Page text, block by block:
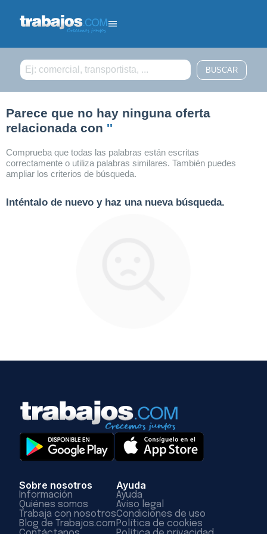
Parece que no hay ninguna oferta
relacionada con ''
Comprueba que todas las palabras están escritas
correctamente o utiliza palabras similares. También puedes
ampliar los criterios de búsqueda.
Inténtalo de nuevo y haz una nueva búsqueda.
Sobre nosotros
Información
Quiénes somos
Trabaja con nosotros
Blog de Trabajos.com
Ayuda
Ayuda
Aviso legal
Condiciones de uso
Política de cookies